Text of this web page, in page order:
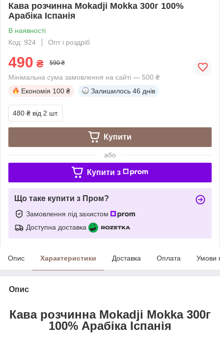
Кава розчинна Mokadji Моkka 300г 100%
Арабіка Іспанія
В наявності
Код: 924
Опт і роздріб
490 ₴ 590 ₴
Мінімальна сума замовлення на сайті — 500 ₴
Економія 100 ₴ Залишилось 46 днів
480 ₴ від 2 шт.
Купити
або
Купити з
Що таке купити з Пром?
Замовлення під захистом
Доступна доставка
Опис Характеристики Доставка Оплата Умови
Опис
Кава розчинна Mokadji Моkka 300г
100% Арабіка Іспанія